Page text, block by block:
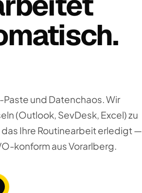
und Datenchaos. Wir
(Outlook, SevDesk, Excel) zu
Ihre Routinearbeit erledigt —
konform aus Vorarlberg.